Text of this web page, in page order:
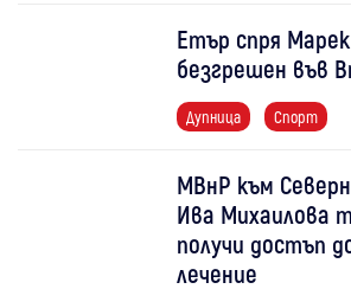
Етър спря
безгрешен във
Дупница Спорт
МВнР към
Ива Михаилова
получи достъп
лечение